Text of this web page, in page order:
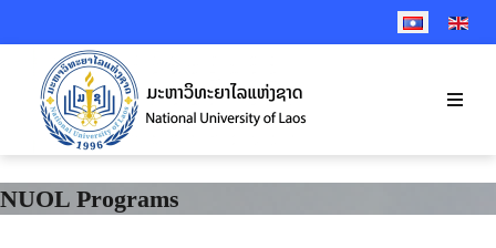
SELECT YOUR
NUOL Programs